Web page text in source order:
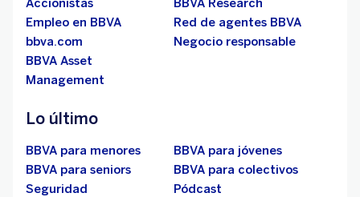
Accionistas
BBVA Research
Empleo en BBVA
Red de agentes BBVA
bbva.com
Negocio responsable
BBVA Asset
Management
Lo último
BBVA para menores
BBVA para jóvenes
BBVA para seniors
BBVA para colectivos
Seguridad
Pódcast